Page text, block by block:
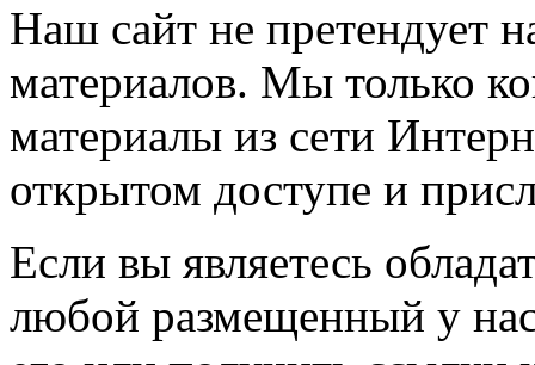
Наш сайт не претендует
материалов. Мы только
материалы из сети
открытом доступе и
Если вы являетесь
любой размещенный у